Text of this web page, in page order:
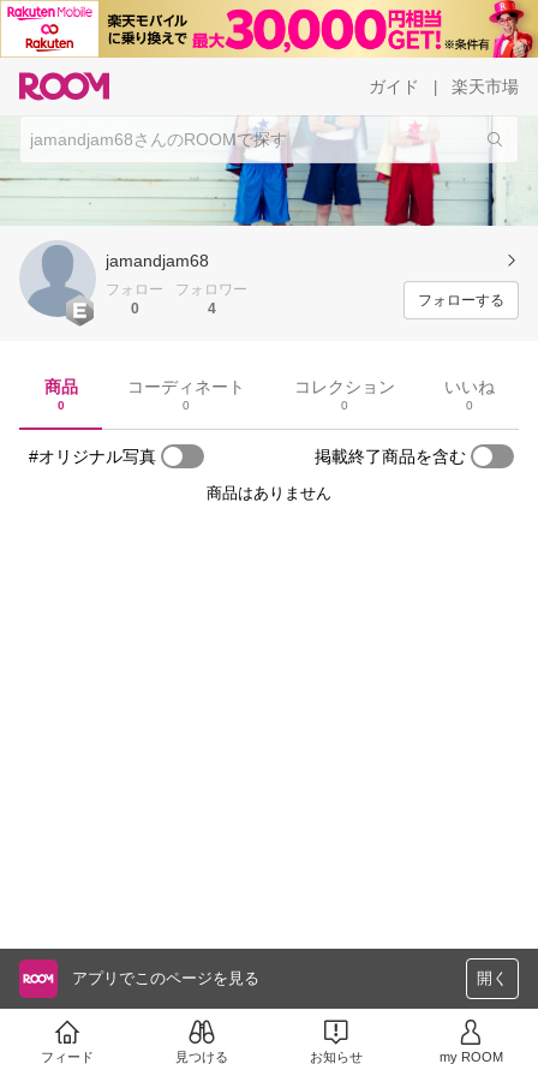
ガイド 楽天市場
jamandjam68
フォロー
0
フォロワー
4
フォローする
商品
0
コーディネート
0
コレクション
0
いいね
0
#オリジナル写真 掲載終了商品を含む
商品はありません
アプリでこのページを見る 開く
フィード 見つける お知らせ my ROOM